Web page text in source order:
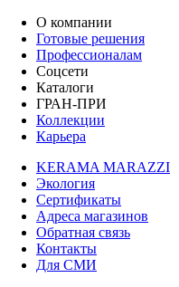
О компании
Готовые решения
Профессионалам
Соцсети
Каталоги
ГРАН-ПРИ
Коллекции
Карьера
KERAMA MARAZZI
Экология
Сертификаты
Адреса магазинов
Обратная связь
Контакты
Для СМИ